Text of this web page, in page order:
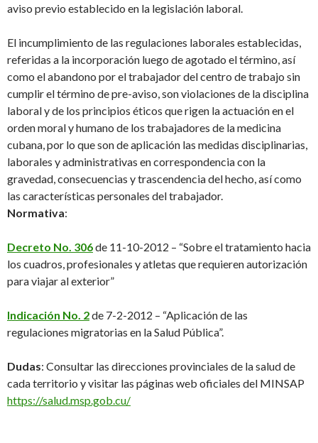
aviso previo establecido en la legislación laboral.
El incumplimiento de las regulaciones laborales establecidas,
referidas a la incorporación luego de agotado el término, así
como el abandono por el trabajador del centro de trabajo sin
cumplir el término de pre-aviso, son violaciones de la disciplina
laboral y de los principios éticos que rigen la actuación en el
orden moral y humano de los trabajadores de la medicina
cubana, por lo que son de aplicación las medidas disciplinarias,
laborales y administrativas en correspondencia con la
gravedad, consecuencias y trascendencia del hecho, así como
las características personales del trabajador.
Normativa:
Decreto No. 306de 11-10-2012 – “Sobre el tratamiento hacia
los cuadros, profesionales y atletas que requieren autorización
para viajar al exterior”
Indicación No. 2de 7-2-2012 – “Aplicación de las
regulaciones migratorias en la Salud Pública”.
Dudas: Consultar las direcciones provinciales de la salud de
cada territorio y visitar las páginas web oficiales del MINSAP
https://salud.msp.gob.cu/